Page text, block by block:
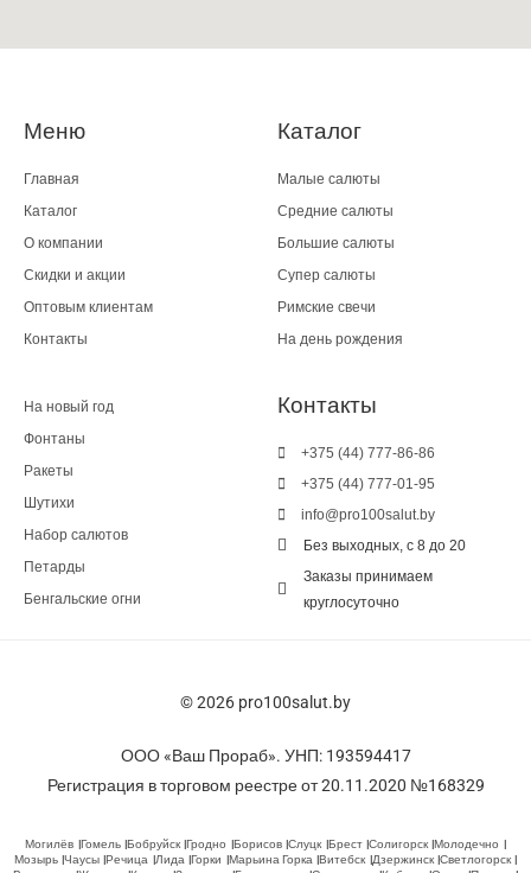
Меню
Главная
Каталог
О компании
Скидки и акции
Оптовым клиентам
Контакты
Каталог
Малые салюты
Средние салюты
Большие салюты
Супер салюты
Римские свечи
На день рождения
На новый год
Фонтаны
Ракеты
Шутихи
Набор салютов
Петарды
Бенгальские огни
Контакты
+375 (44) 777-86-86
+375 (44) 777-01-95
info@pro100salut.by
Без выходных, с 8 до 20
Заказы принимаем
круглосуточно
© 2026 pro100salut.by
ООО «Ваш Прораб». УНП: 193594417
Регистрация в торговом реестре от 20.11.2020 №168329
Могилёв Гомель Бобруйск Гродно Борисов Слуцк Брест Солигорск Молодечно
Мозырь Чаусы Речица Лида Горки Марьина Горка Витебск Дзержинск Светлогорск